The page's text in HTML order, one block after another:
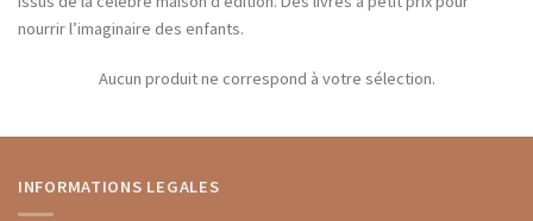
nourrir l’imaginaire des enfants.
Aucun produit ne correspond à votre sélection.
INFORMATIONS LEGALES